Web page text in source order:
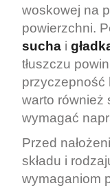
woskowej na
powierzchni.
sucha i
tłuszczu
przyczepność
warto również
wymagać
Przed
składu i
wymaganiom